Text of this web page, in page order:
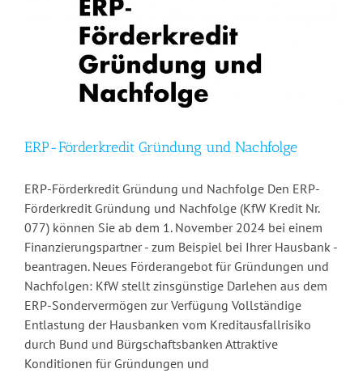
ERP-Förderkredit Gründung und Nachfolge
ERP-Förderkredit Gründung und Nachfolge Den ERP-
Förderkredit Gründung und Nachfolge (KfW Kredit Nr.
077) können Sie ab dem 1. November 2024 bei einem
Finanzierungs­partner - zum Beispiel bei Ihrer Hausbank -
beantragen. Neues Förderangebot für Gründungen und
Nachfolgen: KfW stellt zinsgünstige Darlehen aus dem
ERP-Sondervermögen zur Verfügung Vollständige
Entlastung der Hausbanken vom Kreditausfallrisiko
durch Bund und Bürgschaftsbanken Attraktive
Konditionen für Gründungen und